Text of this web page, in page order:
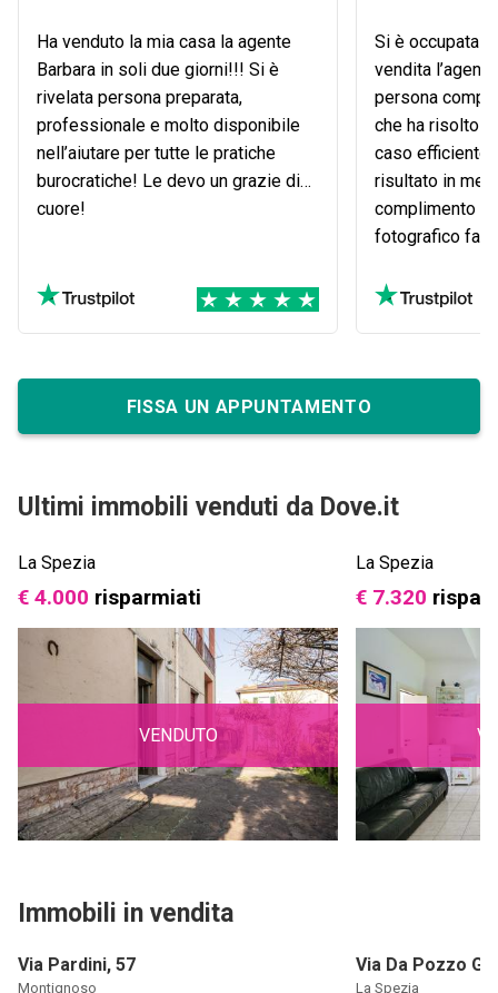
Ha venduto la mia casa la agente
Barbara in soli due giorni!!! Si è
rivelata persona preparata,
professionale e molto disponibile
nell’aiutare per tutte le pratiche
burocratiche! Le devo un grazie di
cuore!
Si è occupata
vendita
persona
che ha risolto
caso
risultato in
complimento
fotografico
Barbara e se
FISSA UN APPUNTAMENTO
Ultimi immobili venduti da Dove.it
La Spezia
€ 4.000 risparmiati
VENDUTO
La Spezia
€ 7.320
Immobili in vendita
Via Pardini, 57
Montignoso
Via Da Pozzo
La Spezia